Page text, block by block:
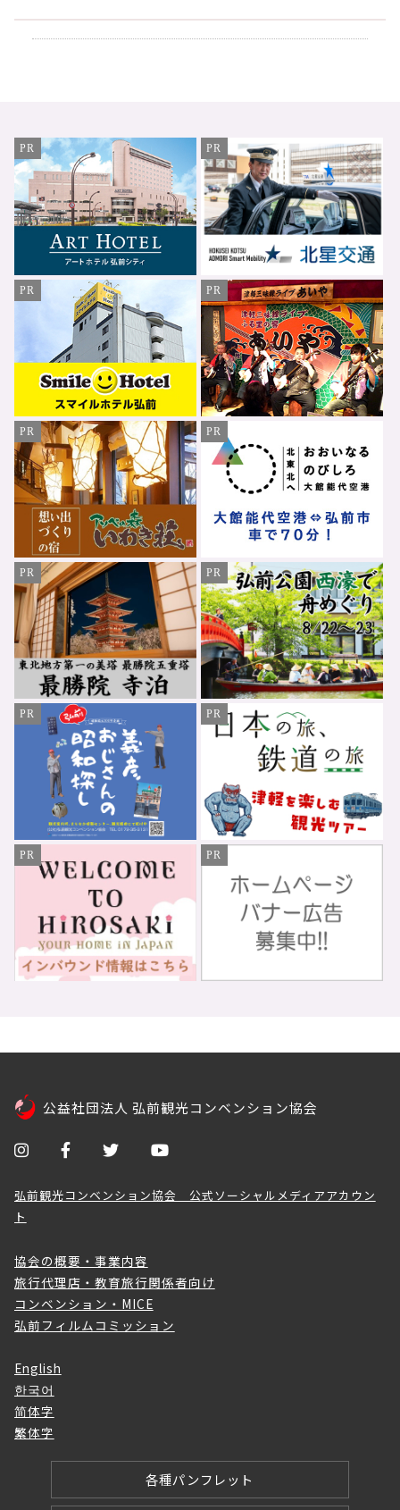
PR PR
PR PR
PR PR
PR PR
PR PR
PR PR
公益社団法人 弘前観光コンベンション協会
弘前観光コンベンション協会 公式ソーシャルメディアアカウン
ト
協会の概要・事業内容
旅行代理店・教育旅行関係者向け
コンベンション・MICE
弘前フィルムコミッション
English
한국어
简体字
繁体字
各種パンフレット